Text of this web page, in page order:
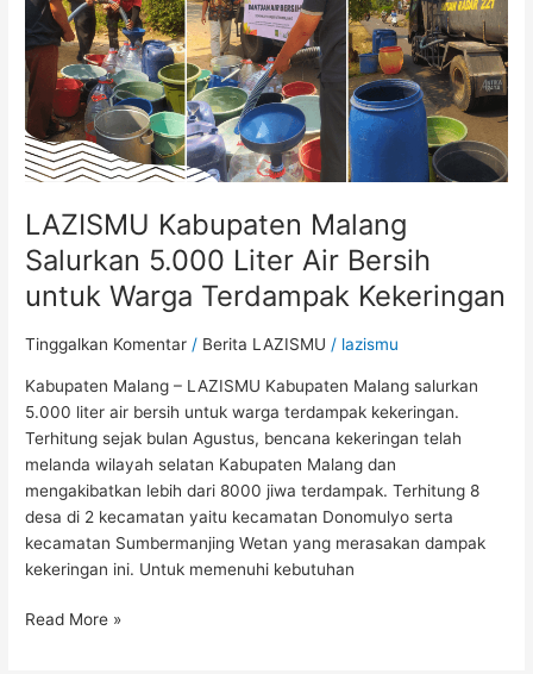
LAZISMU Kabupaten Malang
Salurkan 5.000 Liter Air Bersih
untuk Warga Terdampak Kekeringan
Tinggalkan Komentar / Berita LAZISMU / lazismu
Kabupaten Malang – LAZISMU Kabupaten Malang salurkan
5.000 liter air bersih untuk warga terdampak kekeringan.
Terhitung sejak bulan Agustus, bencana kekeringan telah
melanda wilayah selatan Kabupaten Malang dan
mengakibatkan lebih dari 8000 jiwa terdampak. Terhitung 8
desa di 2 kecamatan yaitu kecamatan Donomulyo serta
kecamatan Sumbermanjing Wetan yang merasakan dampak
kekeringan ini. Untuk memenuhi kebutuhan
Air
Bersih
untuk
Warga
Terdampak
Kekeringan
Read More »